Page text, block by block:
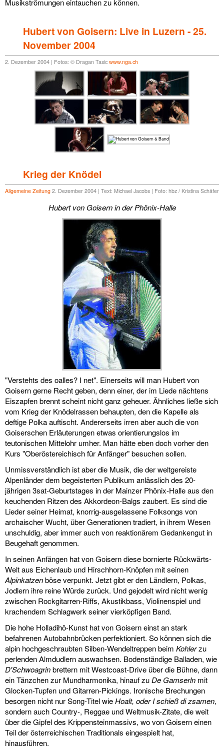
Hubert von Goisern: Live in Luzern - 25.
November 2004
2. Dezember 2004 | Fotos: © Dragan Tasic www.nga.ch
Krieg der Knödel
Allgemeine Zeitung 2. Dezember 2004 | Text: Michael Jacobs | Foto: hbz / Kristina Schäfer
Hubert von Goisern in der Phönix-Halle
"Verstehts des oalles? I net". Einerseits will man Hubert von
Goisern gerne Recht geben, denn einer, der im Liede nächtens
Eiszapfen brennt scheint nicht ganz geheuer. Ähnliches ließe sich
vom Krieg der Knödelrassen behaupten, den die Kapelle als
deftige Polka auftischt. Andererseits irren aber auch die von
Goiserschen Erläuterungen etwas orientierungslos im
teutonischen Mittelohr umher. Man hätte eben doch vorher den
Kurs "Oberöstereichisch für Anfänger" besuchen sollen.
Unmissverständlich ist aber die Musik, die der weltgereiste
Alpenländer dem begeisterten Publikum anlässlich des 20-
jährigen 3sat-Geburtstages in der Mainzer Phönix-Halle aus den
keuchenden Ritzen des Akkordeon-Balgs zaubert. Es sind die
Lieder seiner Heimat, knorrig-ausgelassene Folksongs von
archaischer Wucht, über Generationen tradiert, in ihrem Wesen
unschuldig, aber immer auch von reaktionärem Gedankengut in
Beugehaft genommen.
In seinen Anfängen hat von Goisern diese bornierte Rückwärts-
Welt aus Eichenlaub und Hirschhorn-Knöpfen mit seinen
Alpinkatzenböse verpunkt. Jetzt gibt er den Ländlern, Polkas,
Jodlern ihre reine Würde zurück. Und gejodelt wird nicht wenig
zwischen Rockgitarren-Riffs, Akustikbass, Violinenspiel und
krachendem Schlagwerk seiner vierköpfigen Band.
Die hohe Holladihö-Kunst hat von Goisern einst an stark
befahrenen Autobahnbrücken perfektioniert. So können sich die
alpin hochgeschraubten Silben-Wendeltreppen beim Kohlerzu
perlenden Almdudlern auswachsen. Bodenständige Balladen, wie
D'Schwoagrinbrettern mit Westcoast-Drive über die Bühne, dann
ein Tänzchen zur Mundharmonika, hinauf zuDe Gamserln mit
Glocken-Tupfen und Gitarren-Pickings. Ironische Brechungen
besorgen nicht nur Song-Titel wieHoalt, oder I schieß di zsamen,
sondern auch Country-, Reggae und Weltmusik-Zitate, die weit
über die Gipfel des Krippensteinmassivs, wo von Goisern einen
Teil der österreichischen Traditionals eingespielt hat,
hinausführen.